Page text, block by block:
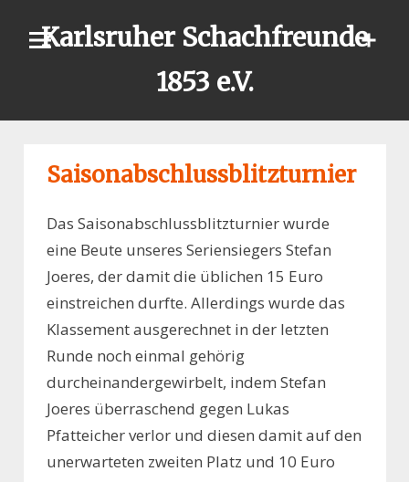
Karlsruher Schachfreunde
1853 e.V.
Saisonabschlussblitzturnier
Das Saisonabschlussblitzturnier wurde
eine Beute unseres Seriensiegers Stefan
Joeres, der damit die üblichen 15 Euro
einstreichen durfte. Allerdings wurde das
Klassement ausgerechnet in der letzten
Runde noch einmal gehörig
durcheinandergewirbelt, indem Stefan
Joeres überraschend gegen Lukas
Pfatteicher verlor und diesen damit auf den
unerwarteten zweiten Platz und 10 Euro